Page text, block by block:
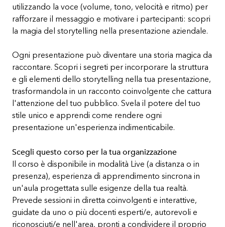
utilizzando la voce (volume, tono, velocità e ritmo) per
rafforzare il messaggio e motivare i partecipanti: scopri
la magia del storytelling nella presentazione aziendale.
Ogni presentazione può diventare una storia magica da
raccontare. Scopri i segreti per incorporare la struttura
e gli elementi dello storytelling nella tua presentazione,
trasformandola in un racconto coinvolgente che cattura
l'attenzione del tuo pubblico. Svela il potere del tuo
stile unico e apprendi come rendere ogni
presentazione un'esperienza indimenticabile.
Scegli questo corso per la tua organizzazione
Il corso è disponibile in modalità Live (a distanza o in
presenza), esperienza di apprendimento sincrona in
un'aula progettata sulle esigenze della tua realtà.
Prevede sessioni in diretta coinvolgenti e interattive,
guidate da uno o più docenti esperti/e, autorevoli e
riconosciuti/e nell'area, pronti a condividere il proprio